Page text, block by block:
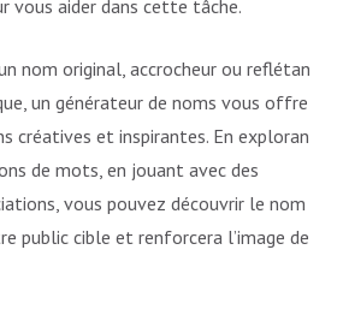
vous aider dans cette tâche.
nom original, accrocheur ou reflétant
un générateur de noms vous offre
créatives et inspirantes. En explorant
de mots, en jouant avec des
vous pouvez découvrir le nom
public cible et renforcera l’image de